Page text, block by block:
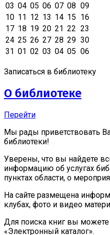
03 04 05 06 07 08 09
10 11 12 13 14 15 16
17 18 19 20 21 22 23
24 25 26 27 28 29 30
31 01 02 03 04 05 06
Записаться в библиотеку
О библиотеке
Перейти
Мы рады приветствовать
библиотеки!
Уверены, что вы найдете
информацию об услугах
пунктах области, о
На сайте размещена
клубах, фото и видео
Для поиска книг вы
«Электронный каталог».